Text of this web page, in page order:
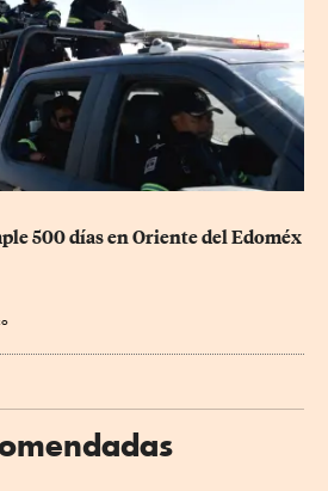
500 días en Oriente del Edoméx